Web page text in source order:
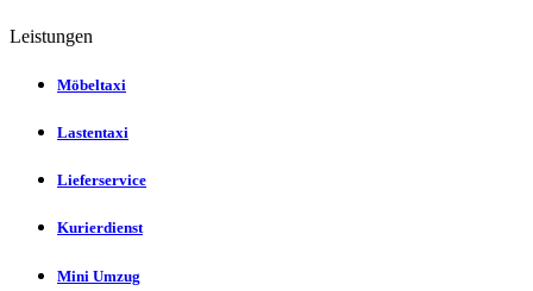
Leistungen
Möbeltaxi
Lastentaxi
Lieferservice
Kurierdienst
Mini Umzug